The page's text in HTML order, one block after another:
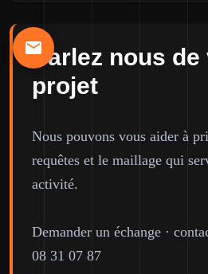
Parlez nous de
projet
Nous pouvons vous aider à
requêtes et le maillage qui
activité.
Demander un échange ·
08 31 07 87